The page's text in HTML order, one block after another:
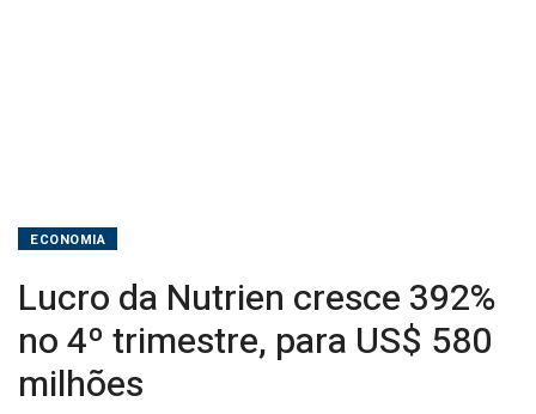
ECONOMIA
Lucro da Nutrien cresce 392%
no 4º trimestre, para US$ 580
milhões